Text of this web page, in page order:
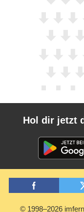
Hol dir jetzt
© 1998–2026